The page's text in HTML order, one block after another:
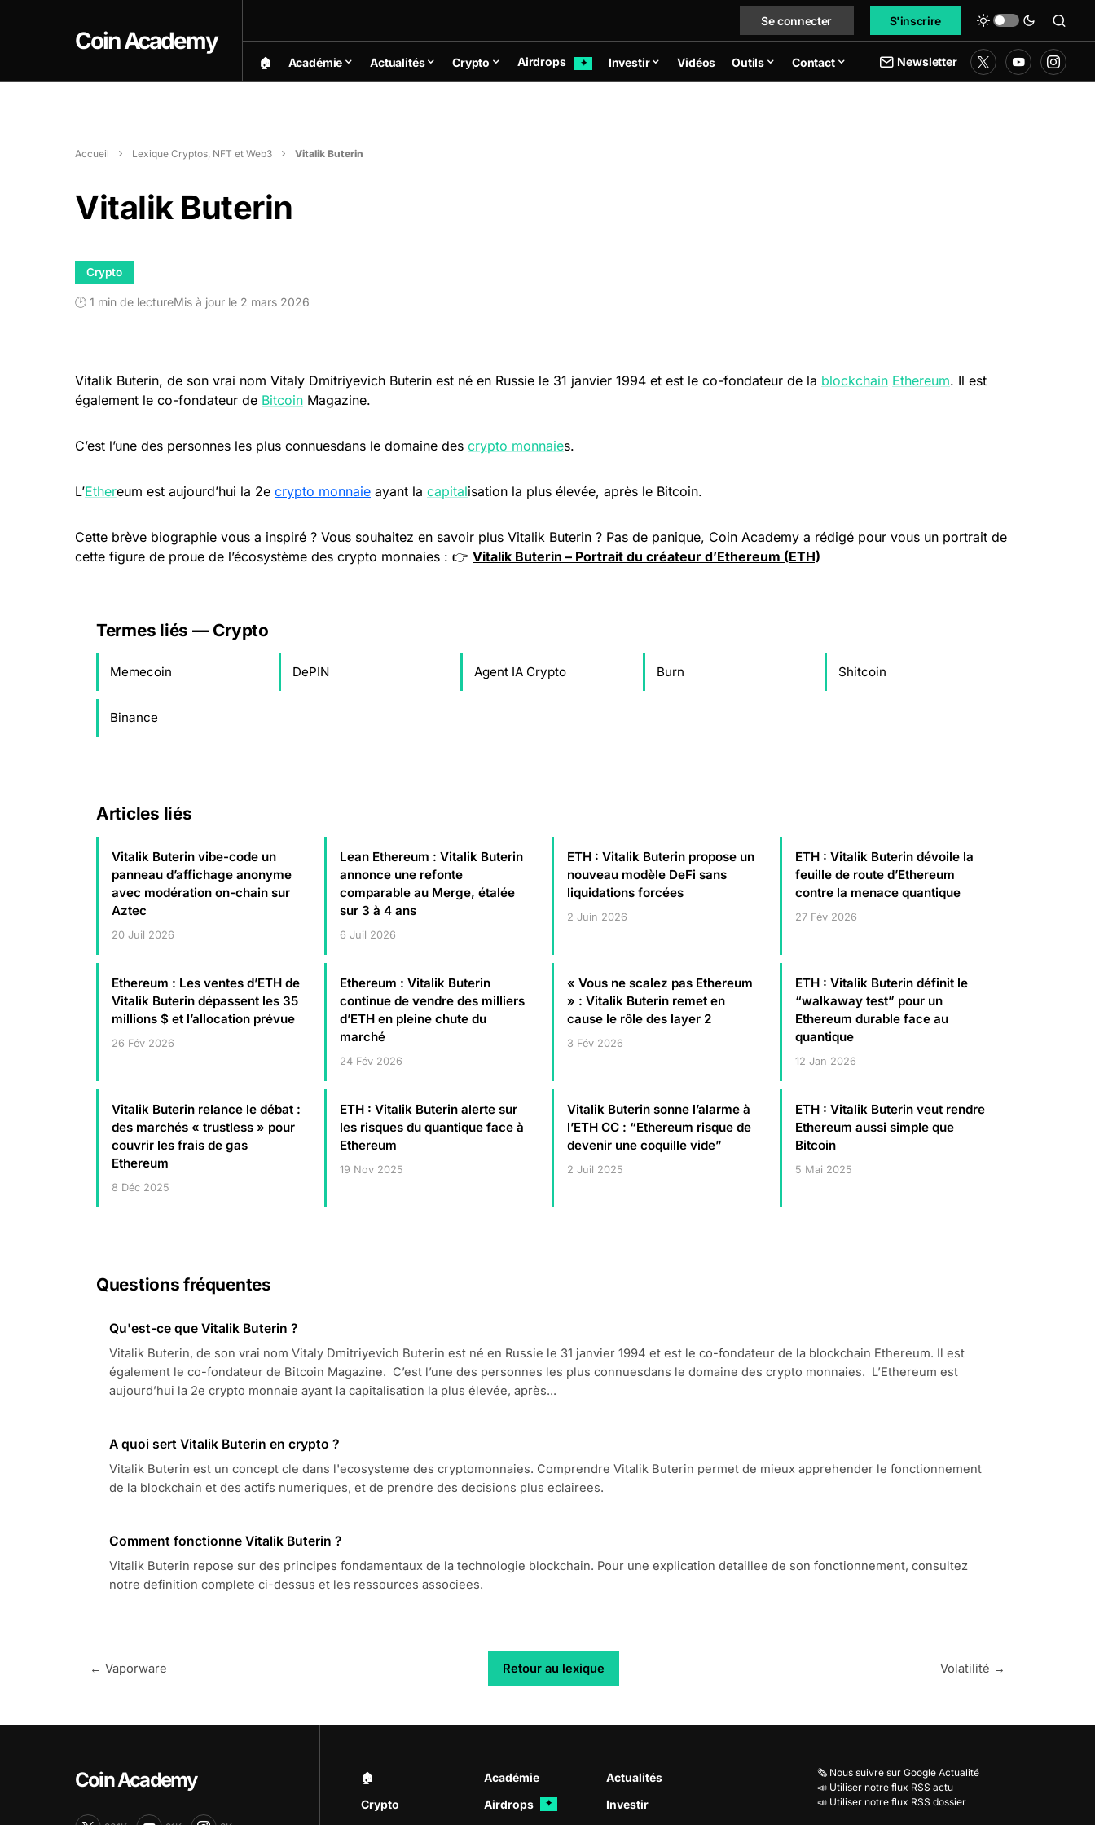
Coin Academy
Se connecter S'inscrire
🏠︎ Académie Actualités Crypto Airdrops ✦ Investir Vidéos Outils Contact Newsletter
Accueil Lexique Cryptos, NFT et Web3 Vitalik Buterin
Vitalik Buterin
Crypto
🕑 1 min de lectureMis à jour le 2 mars 2026
Vitalik Buterin, de son vrai nom Vitaly Dmitriyevich Buterin est né en Russie le 31 janvier 1994 et est le co-fondateur de la blockchain Ethereum. Il est
également le co-fondateur de Bitcoin Magazine.
C’est l’une des personnes les plus connuesdans le domaine des crypto monnaies.
L’Ethereum est aujourd’hui la 2e crypto monnaie ayant la capitalisation la plus élevée, après le Bitcoin.
Cette brève biographie vous a inspiré ? Vous souhaitez en savoir plus Vitalik Buterin ? Pas de panique, Coin Academy a rédigé pour vous un portrait de
cette figure de proue de l’écosystème des crypto monnaies : 👉 Vitalik Buterin – Portrait du créateur d’Ethereum (ETH)
Termes liés — Crypto
Memecoin DePIN Agent IA Crypto Burn Shitcoin
Binance
Articles liés
Vitalik Buterin vibe-code un
panneau d’affichage anonyme
avec modération on-chain sur
Aztec
20 Juil 2026
Lean Ethereum : Vitalik Buterin
annonce une refonte
comparable au Merge, étalée
sur 3 à 4 ans
6 Juil 2026
ETH : Vitalik Buterin propose un
nouveau modèle DeFi sans
liquidations forcées
2 Juin 2026
ETH : Vitalik Buterin dévoile la
feuille de route d’Ethereum
contre la menace quantique
27 Fév 2026
Ethereum : Les ventes d’ETH de
Vitalik Buterin dépassent les 35
millions $ et l’allocation prévue
26 Fév 2026
Ethereum : Vitalik Buterin
continue de vendre des milliers
d’ETH en pleine chute du
marché
24 Fév 2026
« Vous ne scalez pas Ethereum
» : Vitalik Buterin remet en
cause le rôle des layer 2
3 Fév 2026
ETH : Vitalik Buterin définit le
“walkaway test” pour un
Ethereum durable face au
quantique
12 Jan 2026
Vitalik Buterin relance le débat :
des marchés « trustless » pour
couvrir les frais de gas
Ethereum
8 Déc 2025
ETH : Vitalik Buterin alerte sur
les risques du quantique face à
Ethereum
19 Nov 2025
Vitalik Buterin sonne l’alarme à
l’ETH CC : “Ethereum risque de
devenir une coquille vide”
2 Juil 2025
ETH : Vitalik Buterin veut rendre
Ethereum aussi simple que
Bitcoin
5 Mai 2025
Questions fréquentes
Qu'est-ce que Vitalik Buterin ?
Vitalik Buterin, de son vrai nom Vitaly Dmitriyevich Buterin est né en Russie le 31 janvier 1994 et est le co-fondateur de la blockchain Ethereum. Il est
également le co-fondateur de Bitcoin Magazine. C’est l’une des personnes les plus connuesdans le domaine des crypto monnaies. L’Ethereum est
aujourd’hui la 2e crypto monnaie ayant la capitalisation la plus élevée, après...
A quoi sert Vitalik Buterin en crypto ?
Vitalik Buterin est un concept cle dans l'ecosysteme des cryptomonnaies. Comprendre Vitalik Buterin permet de mieux apprehender le fonctionnement
de la blockchain et des actifs numeriques, et de prendre des decisions plus eclairees.
Comment fonctionne Vitalik Buterin ?
Vitalik Buterin repose sur des principes fondamentaux de la technologie blockchain. Pour une explication detaillee de son fonctionnement, consultez
notre definition complete ci-dessus et les ressources associees.
← Vaporware Retour au lexique Volatilité →
Coin Academy 🏠︎ Académie
Actualités
Crypto
Airdrops ✦
Investir
🗞️ Nous suivre sur Google Actualité
📣 Utiliser notre flux RSS actu
📣 Utiliser notre flux RSS dossier